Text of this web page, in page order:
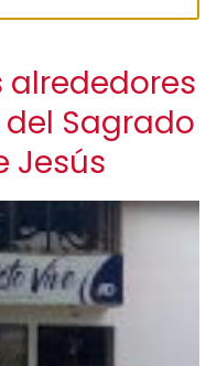
alrededores
Sagrado
Jesús